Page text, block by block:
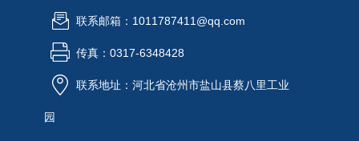
联系邮箱：1011787411@qq.com
传真：0317-6348428
联系地址：河北省沧州市盐山县蔡八里工业
园